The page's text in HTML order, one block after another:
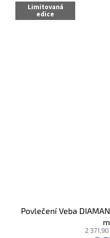
Limitovaná
edice
Povlečení Veba
2